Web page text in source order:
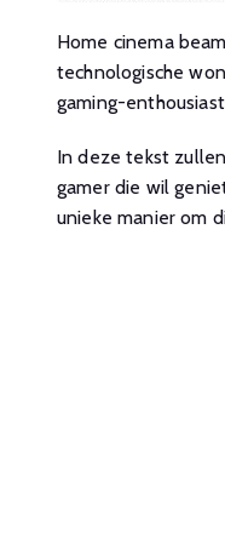
Home cinema
technologische
gaming-
In deze tekst
gamer die wil
unieke manier om